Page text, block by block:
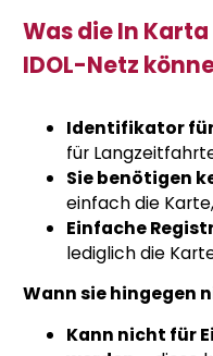
Was die In
IDOL-Netz
Identifikator für
für
Sie benötigen
einfach die
Einfache
lediglich die
Wann sie hingegen
Kann nicht für